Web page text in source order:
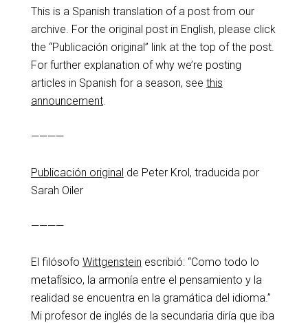
This is a Spanish translation of a post from our
archive. For the original post in English, please click
the “Publicación original” link at the top of the post.
For further explanation of why we’re posting
articles in Spanish for a season, see this
announcement.
————
Publicación original de Peter Krol, traducida por
Sarah Oiler
————
El filósofo Wittgenstein escribió: “Como todo lo
metafísico, la armonía entre el pensamiento y la
realidad se encuentra en la gramática del idioma.”
Mi profesor de inglés de la secundaria diría que iba